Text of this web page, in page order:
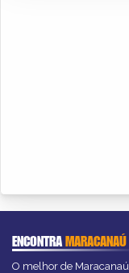
ENCONTRAMARACANAÚ
O melhor de Maracanaú